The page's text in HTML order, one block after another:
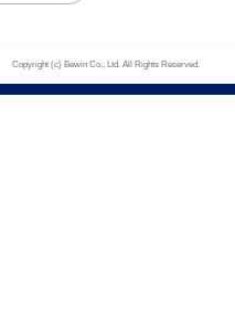
Copyright (c) Bewin Co., Ltd. All Rights Reserved.